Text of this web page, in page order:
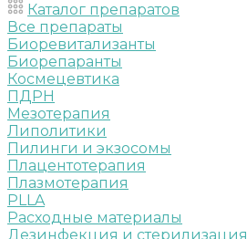
Каталог препаратов
Все препараты
Биоревитализанты
Биорепаранты
Космецевтика
ПДРН
Мезотерапия
Липолитики
Пилинги и экзосомы
Плацентотерапия
Плазмотерапия
PLLA
Расходные материалы
Дезинфекция и стерилизация